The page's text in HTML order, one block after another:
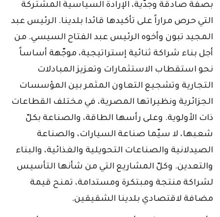
بصفة صادقة وجدّية، الإرادة السياسية المشتركة
التي حرص مراراً على تأكيدها قائدا بلدينا. الرئيس عبد
المجيد تبون وأخوه الرئيس عبد الفتاح السيسي. من
أجل بناء شراكة ثنائية إستراتيجية، موجّهة أساساً
نحو استقطاب الاستثمارات وتعزيز المبادلات
التجارية وتشجيع التعاون المثمر بين المؤسسات
الجزائرية ونظيراتها المصرية، في مختلف القطاعات
ذات الأولوية. وعلى رأسها الطاقة، والصناعة بكلّ
شعبها، لا سيّما صناعة السيارات، والصناعة
الصيدلانية والصناعات التحويلية والغذائية، والبناء
والتعدين. وكلّ المشاريع التي من شأنها التأسيس
لشراكة منتجة ومبتكرة ومستدامة، تمنح قيمة
مضافة لاقتصادي بلدينا الشقيقين.